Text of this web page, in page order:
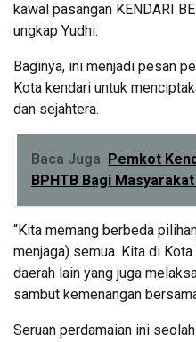
kawal pasangan KENDARI
ungkap Yudhi.
Baginya, ini menjadi pesan
Kota kendari untuk
dan sejahtera.
Baca Juga
Pemkot
BPHTB Bagi
“Kita memang berbeda
menjaga) semua. Kita di
daerah lain yang juga
sambut kemenangan
Seruan perdamaian ini